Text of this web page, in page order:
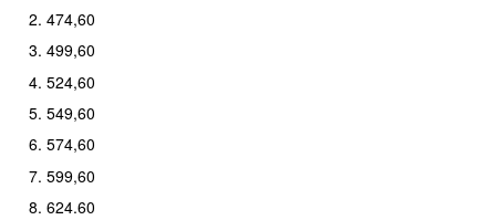
474,60
499,60
524,60
549,60
574,60
599,60
624.60